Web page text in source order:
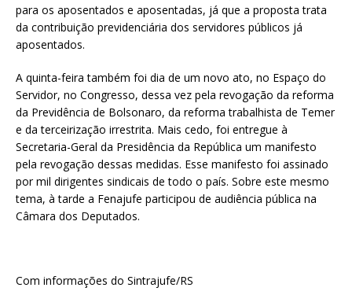
para os aposentados e aposentadas, já que a proposta trata
da contribuição previdenciária dos servidores públicos já
aposentados.
A quinta-feira também foi dia de um novo ato, no Espaço do
Servidor, no Congresso, dessa vez pela revogação da reforma
da Previdência de Bolsonaro, da reforma trabalhista de Temer
e da terceirização irrestrita. Mais cedo, foi entregue à
Secretaria-Geral da Presidência da República um manifesto
pela revogação dessas medidas. Esse manifesto foi assinado
por mil dirigentes sindicais de todo o país. Sobre este mesmo
tema, à tarde a Fenajufe participou de audiência pública na
Câmara dos Deputados.
Com informações do Sintrajufe/RS